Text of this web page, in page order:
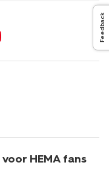
voor HEMA fans
Feedback